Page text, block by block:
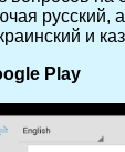
русский,
и
Play